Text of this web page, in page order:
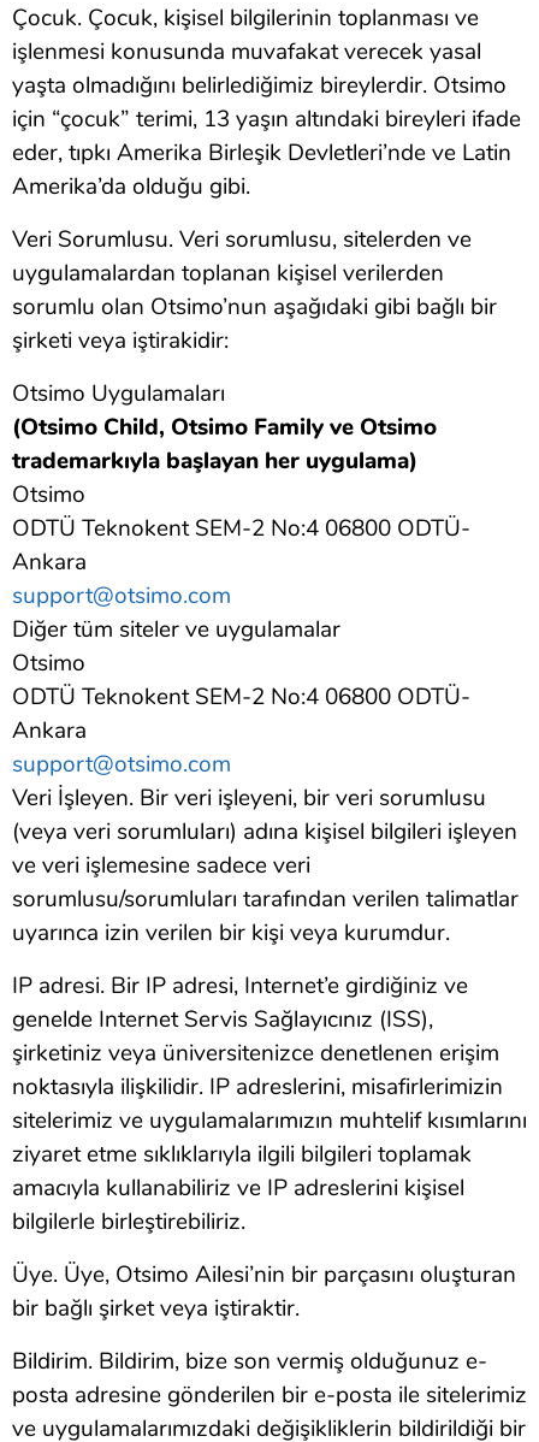
Çocuk. Çocuk, kişisel bilgilerinin toplanması ve
işlenmesi konusunda muvafakat verecek yasal
yaşta olmadığını belirlediğimiz bireylerdir. Otsimo
için “çocuk” terimi, 13 yaşın altındaki bireyleri ifade
eder, tıpkı Amerika Birleşik Devletleri’nde ve Latin
Amerika’da olduğu gibi.
Veri Sorumlusu. Veri sorumlusu, sitelerden ve
uygulamalardan toplanan kişisel verilerden
sorumlu olan Otsimo’nun aşağıdaki gibi bağlı bir
şirketi veya iştirakidir:
Otsimo Uygulamaları
(Otsimo Child, Otsimo Family ve Otsimo
trademarkıyla başlayan her uygulama)
Otsimo
ODTÜ Teknokent SEM-2 No:4 06800 ODTÜ-
Ankara
support@otsimo.com
Diğer tüm siteler ve uygulamalar
Otsimo
ODTÜ Teknokent SEM-2 No:4 06800 ODTÜ-
Ankara
support@otsimo.com
Veri İşleyen. Bir veri işleyeni, bir veri sorumlusu
(veya veri sorumluları) adına kişisel bilgileri işleyen
ve veri işlemesine sadece veri
sorumlusu/sorumluları tarafından verilen talimatlar
uyarınca izin verilen bir kişi veya kurumdur.
IP adresi. Bir IP adresi, Internet’e girdiğiniz ve
genelde Internet Servis Sağlayıcınız (ISS),
şirketiniz veya üniversitenizce denetlenen erişim
noktasıyla ilişkilidir. IP adreslerini, misafirlerimizin
sitelerimiz ve uygulamalarımızın muhtelif kısımlarını
ziyaret etme sıklıklarıyla ilgili bilgileri toplamak
amacıyla kullanabiliriz ve IP adreslerini kişisel
bilgilerle birleştirebiliriz.
Üye. Üye, Otsimo Ailesi’nin bir parçasını oluşturan
bir bağlı şirket veya iştiraktir.
Bildirim. Bildirim, bize son vermiş olduğunuz e-
posta adresine gönderilen bir e-posta ile sitelerimiz
ve uygulamalarımızdaki değişikliklerin bildirildiği bir